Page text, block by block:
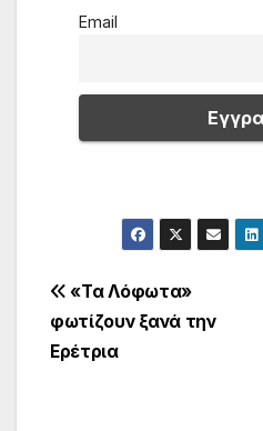
Email
Πλοήγηση
άρθρων
«Τα Λόφωτα»
φωτίζουν ξανά την
Ερέτρια